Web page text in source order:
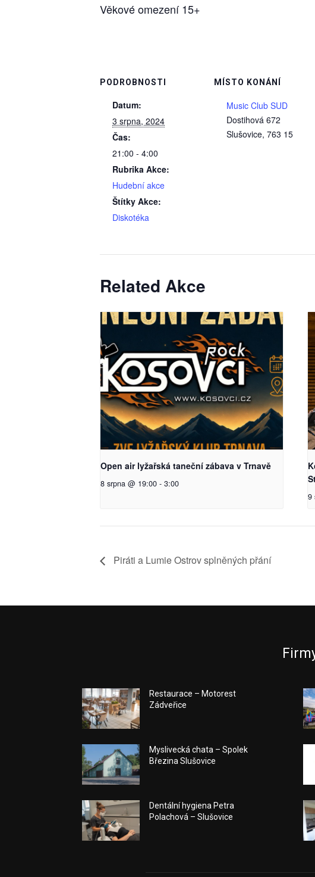
Věkové omezení 15+
PODROBNOSTI
Datum:
3 srpna, 2024
Čas:
21:00 - 4:00
Rubrika Akce:
Hudební akce
Štítky Akce:
Diskotéka
MÍSTO KONÁNÍ
Music Club SUD
Dostihová 672
Slušovice, 763 15
Related Akce
Open air lyžařská taneční zábava v Trnavě
8 srpna @ 19:00 - 3:00
9
Piráti a Lumie Ostrov splněných přání
Restaurace – Motorest
Zádveřice
Myslivecká chata – Spolek
Březina Slušovice
Dentální hygiena Petra
Polachová – Slušovice